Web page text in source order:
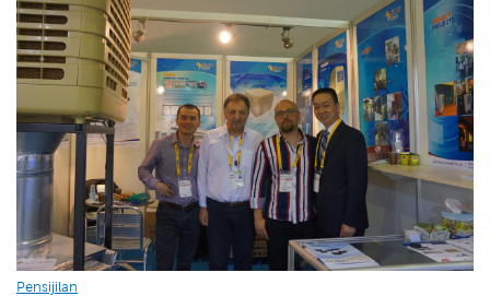
Pensijilan